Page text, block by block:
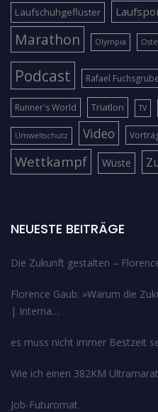
Laufschuhgeflüster
Marathon Olympia
Podcast Rafael
Runner's World Triatlon TV
Umweltschutz Video
Wettkampf Wüste
NEUESTE BEITRÄGE
Die Zukunft gestalten –
Florence Gaub: »Warum die
| Interna…
es muss nicht immer Bestzeit
Wie ich einen 382KM
Job-Futuromat